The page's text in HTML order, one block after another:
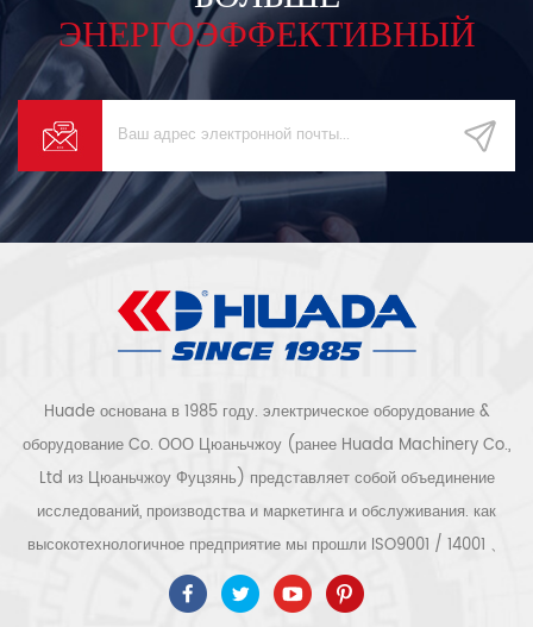
ЭНЕРГОЭФФЕКТИВНЫЙ
Huade основана в 1985 году. электрическое оборудование &
оборудование Co. ООО Цюаньчжоу (ранее Huada Machinery Co.,
Ltd из Цюаньчжоу Фуцзянь) представляет собой объединение
исследований, производства и маркетинга и обслуживания. как
высокотехнологичное предприятие мы прошли ISO9001 / 14001 、
ce 、 РОШ 、 ETL 、 CQC 、 Сертификация качества и
безопасности ccc, сертификация высокотехнологичных